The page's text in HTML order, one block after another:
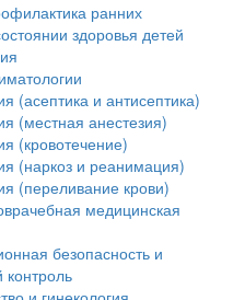
ранних
здоровья детей
(асептика и антисептика)
(местная анестезия)
(кровотечение)
(наркоз и реанимация)
(переливание крови)
медицинская
безопасность и